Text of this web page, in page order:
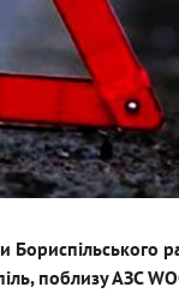
поблизу АЗС